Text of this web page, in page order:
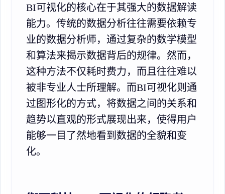
BI可视化的核心在于其强大的数据解读
能力。传统的数据分析往往需要依赖专
业的数据分析师，通过复杂的数学模型
和算法来揭示数据背后的规律。然而，
这种方法不仅耗时费力，而且往往难以
被非专业人士所理解。而BI可视化则通
过图形化的方式，将数据之间的关系和
趋势以直观的形式展现出来，使得用户
能够一目了然地看到数据的全貌和变
化。